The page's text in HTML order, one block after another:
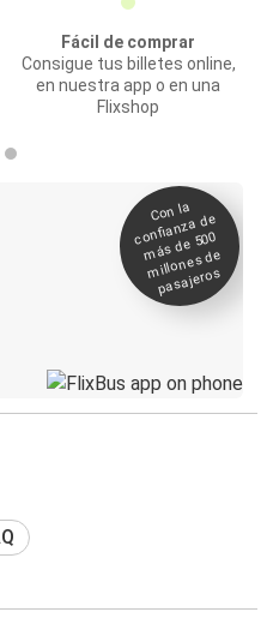
Fácil de comprar
Consigue tus billetes online,
en nuestra app o en una
Flixshop
Con la
confianza de
más de 500
millones de
pasajeros